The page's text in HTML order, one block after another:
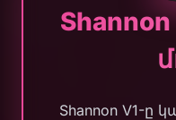
Shannon
Shannon V1-ը